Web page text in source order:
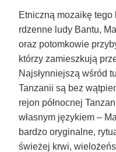
Etniczną mozaikę
rdzenne ludy Bantu,
oraz potomkowie
którzy zamieszkują
Najsłynniejszą wśród
Tanzanii są bez
rejon północnej
własnym językiem –
bardzo oryginalne,
świeżej krwi,